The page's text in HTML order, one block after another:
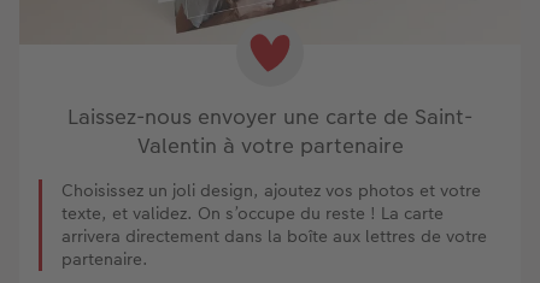
Laissez-nous envoyer une carte de Saint-
Valentin à votre partenaire
Choisissez un joli design, ajoutez vos photos et votre
texte, et validez. On s’occupe du reste ! La carte
arrivera directement dans la boîte aux lettres de votre
partenaire.